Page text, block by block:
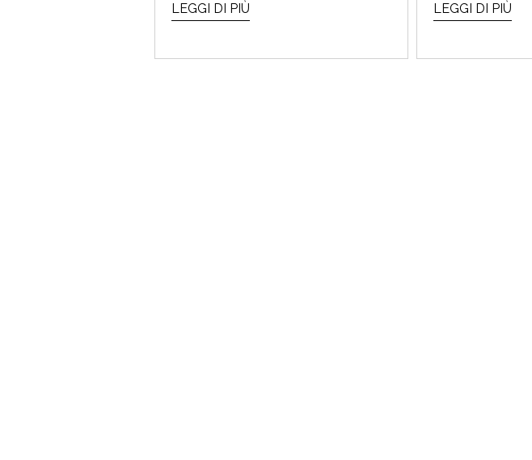
LEGGI DI PIÙ LEGGI DI PIÙ